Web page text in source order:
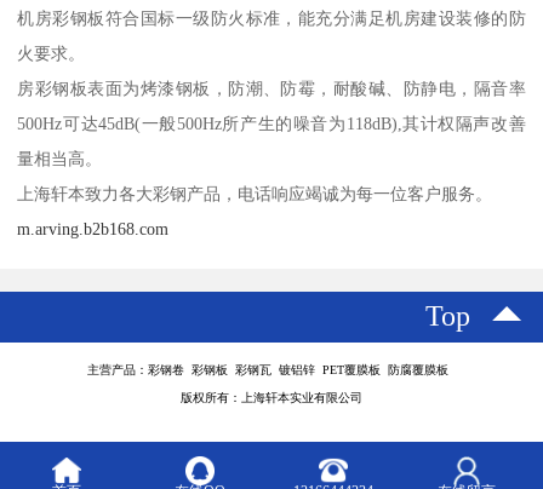
机房彩钢板符合国标一级防火标准，能充分满足机房建设装修的防
火要求。
房彩钢板表面为烤漆钢板，防潮、防霉，耐酸碱、防静电，隔音率
500Hz可达45dB(一般500Hz所产生的噪音为118dB),其计权隔声改善
量相当高。
上海轩本致力各大彩钢产品，电话响应竭诚为每一位客户服务。
m.arving.b2b168.com
Top
主营产品：彩钢卷 彩钢板 彩钢瓦 镀铝锌 PET覆膜板 防腐覆膜板
版权所有：上海轩本实业有限公司